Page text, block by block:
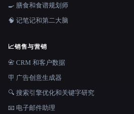
🍳 膳食和食谱规划师
🧠 记笔记和第二大脑
📈销售与营销
📇 CRM 和客户数据
🪧 广告创意生成器
🔍 搜索引擎优化和关键字研究
📧 电子邮件助理